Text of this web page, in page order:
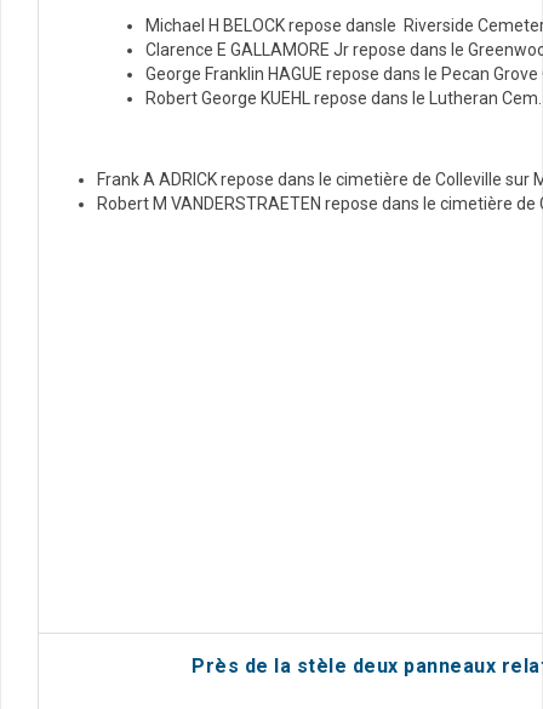
Michael H BELOCK repose dansle Riverside
Clarence E GALLAMORE Jr repose dans le
George Franklin HAGUE repose dans le Pecan
Robert George KUEHL repose dans le Lutheran
Frank A ADRICK repose dans le cimetière de Colleville
Robert M VANDERSTRAETEN repose dans le cimetière
Près de la stèle deux panneaux